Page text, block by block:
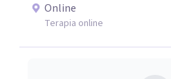
Online
Terapia online